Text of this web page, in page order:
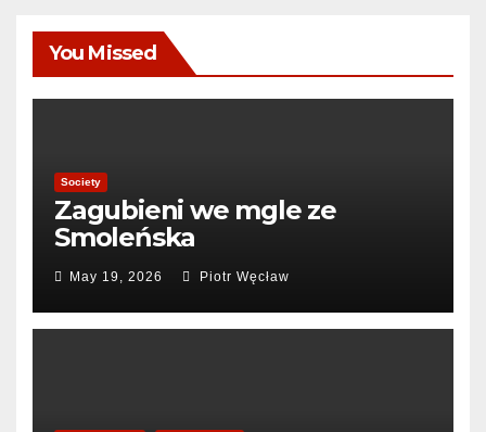
You Missed
Society
Zagubieni we mgle ze
Smoleńska
May 19, 2026 Piotr Węcław